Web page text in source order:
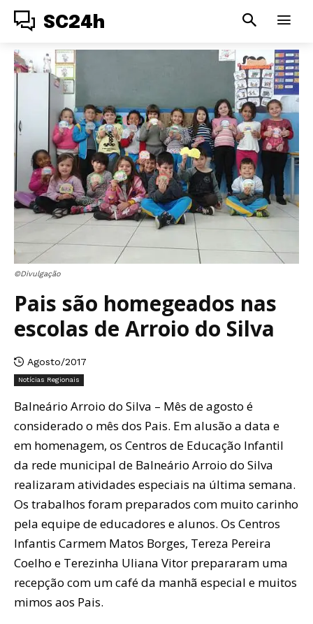
SC24h
©Divulgação
Pais são homegeados nas
escolas de Arroio do Silva
Agosto/2017
Notícias Regionais
Balneário Arroio do Silva – Mês de agosto é
considerado o mês dos Pais. Em alusão a data e
em homenagem, os Centros de Educação Infantil
da rede municipal de Balneário Arroio do Silva
realizaram atividades especiais na última semana.
Os trabalhos foram preparados com muito carinho
pela equipe de educadores e alunos. Os Centros
Infantis Carmem Matos Borges, Tereza Pereira
Coelho e Terezinha Uliana Vitor prepararam uma
recepção com um café da manhã especial e muitos
mimos aos Pais.